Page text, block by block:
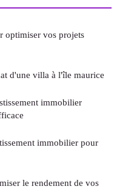
optimiser vos projets
d'une villa à l'île maurice
immobilier
immobilier pour
le rendement de vos